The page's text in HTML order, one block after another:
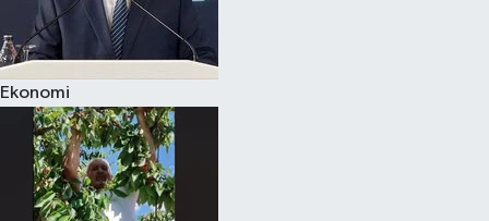
Ekonomi
Spor
Burç Yorumları
Çocuk
Eğitim